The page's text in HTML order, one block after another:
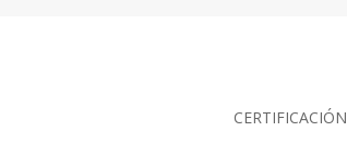
CERTIFICACIÓN